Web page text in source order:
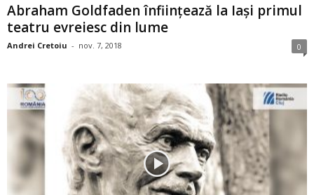
Abraham Goldfaden înfiinţează la Iaşi primul
teatru evreiesc din lume
Andrei Cretoiu - nov. 7, 2018 0